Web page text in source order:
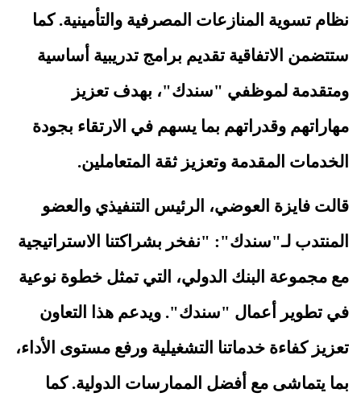
نظام تسوية المنازعات المصرفية والتأمينية.كما
ستتضمن الاتفاقية تقديم برامج تدريبية أساسية
ومتقدمة لموظفي "سندك"، بهدف تعزيز
مهاراتهم وقدراتهم بما يسهم في الارتقاء بجودة
الخدمات المقدمة وتعزيز ثقة المتعاملين.
قالت فايزة العوضي، الرئيس التنفيذي والعضو
المنتدب لـ"سندك": "نفخر بشراكتنا الاستراتيجية
مع مجموعة البنك الدولي، التي تمثل خطوة نوعية
في تطوير أعمال "سندك". ويدعم هذا التعاون
تعزيز كفاءة خدماتنا التشغيلية ورفع مستوى الأداء،
بما يتماشى مع أفضل الممارسات الدولية. كما